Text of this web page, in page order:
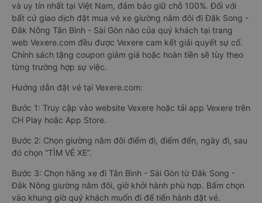
và uy tín nhất tại Việt Nam, đảm bảo giữ chỗ 100%. Đối với
bất cứ giao dịch đặt mua vé xe giường nằm đôi đi Đăk Song -
Đắk Nông Tân Bình - Sài Gòn nào của quý khách tại trang
web Vexere.com đều được Vexere cam kết giải quyết sự cố.
Chính sách tặng coupon giảm giá hoặc hoàn tiền sẽ tùy theo
từng trường hợp sự việc.
Hướng dẫn đặt vé tại Vexere.com:
Bước 1: Truy cập vào website Vexere hoặc tải app Vexere trên
CH Play hoặc App Store.
Bước 2: Chọn giường nằm đôi điểm đi, điểm đến, ngày đi, sau
đó chọn “TÌM VÉ XE”.
Bước 3: Chọn hãng xe đi Tân Bình - Sài Gòn từ Đăk Song -
Đắk Nông giường nằm đôi, giờ khởi hành phù hợp. Bấm chọn
vào khung giờ quý khách muốn đi để tiến hành đặt vé.